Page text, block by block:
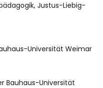
Justus-Liebig-
Universität Weimar
Bauhaus-Universität